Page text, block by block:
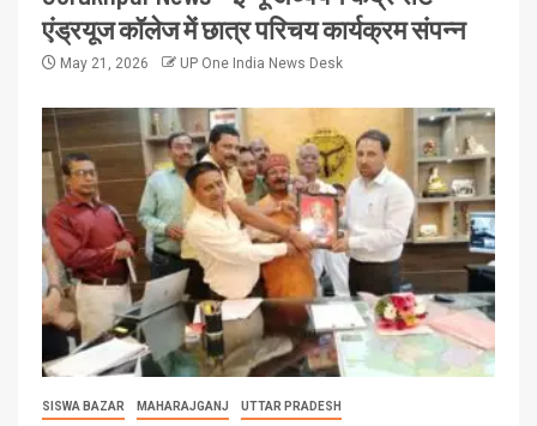
एंड्रयूज कॉलेज में छात्र परिचय कार्यक्रम संपन्न
May 21, 2026 UP One India News Desk
SISWA BAZAR MAHARAJGANJ UTTAR PRADESH